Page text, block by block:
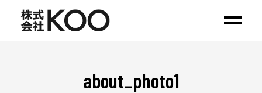
about_photo1